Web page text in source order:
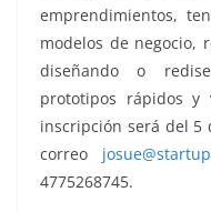
emprendimientos,
modelos de negocio,
diseñando o
prototipos rápidos y
inscripción será del
correo
4775268745.